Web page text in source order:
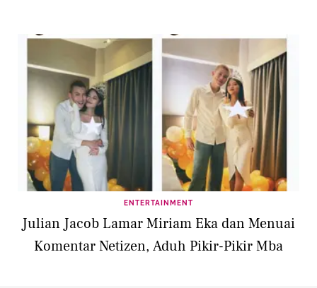
ENTERTAINMENT
Julian Jacob Lamar Miriam Eka dan Menuai
Komentar Netizen, Aduh Pikir-Pikir Mba